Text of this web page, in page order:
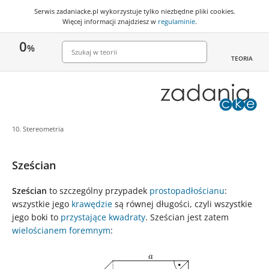
Serwis zadaniacke.pl wykorzystuje tylko niezbędne pliki cookies.
Więcej informacji znajdziesz w regulaminie.
0%
TEORIA
10. Stereometria
Sześcian
Sześcian to szczególny przypadek prostopadłościanu:
wszystkie jego krawędzie są równej długości, czyli wszystkie
jego boki to przystające kwadraty. Sześcian jest zatem
wielościanem foremnym:
a
a